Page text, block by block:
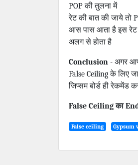
POP की तुलना में
रेट की बात की जाये
आस पास आता है इस रेट
अलग से होता है
Conclusion - अगर
False Ceiling के लिए
जिप्सम बोर्ड ही रेकमेंड
False Ceiling का
False ceiling Gypsum